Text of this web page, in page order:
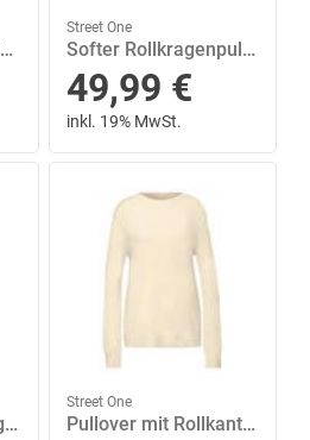
7/8 Wide Leg Hose im Loose Fit 40/7/8 Hosen - Deep Earth
Street One
Softer Rollkragenpullover 38 - Soft Beige
49,99 €
inkl. 19% MwSt.
High Waist Wide Leg Jeans im Loose Fit 31/7/8 Hosen - Dark Blue Wash
Street One
Pullover mit Rollkante 42 - Soft Beige